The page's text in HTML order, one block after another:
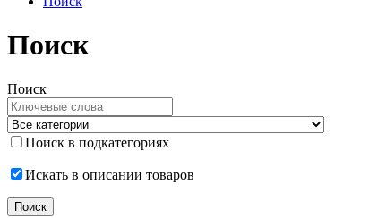
Поиск
Поиск
Поиск в подкатегориях
Искать в описании товаров